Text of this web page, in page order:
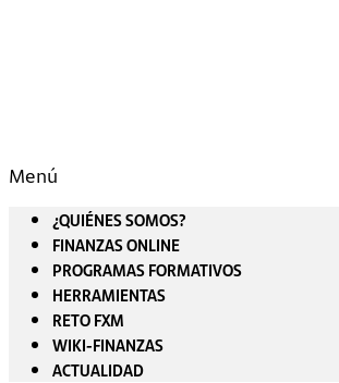
Menú
¿QUIÉNES SOMOS?
FINANZAS ONLINE
PROGRAMAS FORMATIVOS
HERRAMIENTAS
RETO FXM
WIKI-FINANZAS
ACTUALIDAD